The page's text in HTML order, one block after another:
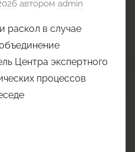
автором admin
раскол в случае
Центра экспертного
процессов